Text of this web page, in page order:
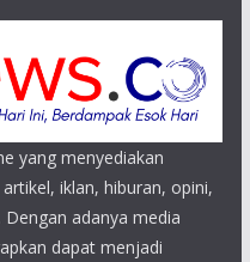
yang menyediakan
iklan, hiburan, opini,
Dengan adanya media
dapat menjadi